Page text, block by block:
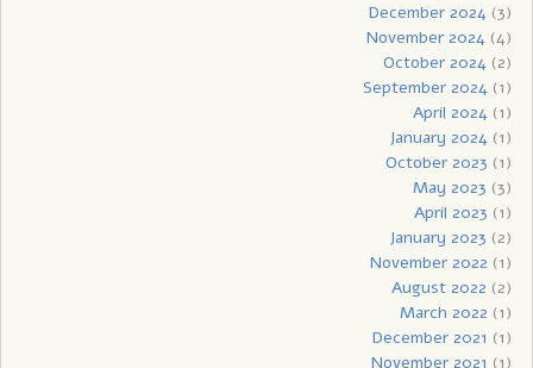
December 2024(3)
November 2024(4)
October 2024(2)
September 2024(1)
April 2024(1)
January 2024(1)
October 2023 (1)
May 2023 (3)
April 2023 (1)
January 2023 (2)
November 2022 (1)
August 2022 (2)
March 2022 (1)
December 2021 (1)
November 2021 (1)